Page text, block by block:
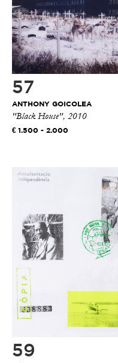
57
ANTHONY GOICOLEA
"Black House", 2010
1.500 - 2.000
59